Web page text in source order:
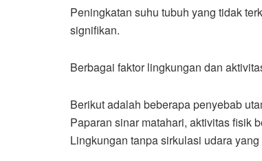
Peningkatan suhu tubuh yang tidak
signifikan.
Berbagai faktor lingkungan dan
Berikut adalah beberapa penyebab
Paparan sinar matahari, aktivitas fisik
Lingkungan tanpa sirkulasi udara yang